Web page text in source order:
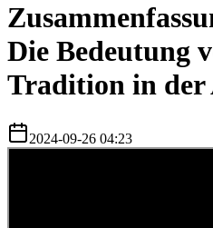
Die Bedeutung
Tradition in der
2024-09-26 04:23